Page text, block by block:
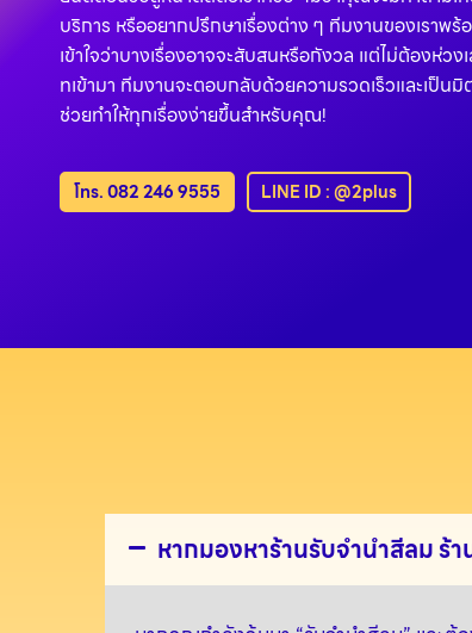
บริการ หรืออยากปรึกษาเรื่องต่าง ๆ ทีมงานของเราพ
เข้าใจว่าบางเรื่องอาจจะสับสนหรือกังวล แต่ไม่ต้องห่ว
ทเข้ามา ทีมงานจะตอบกลับด้วยความรวดเร็วและเป็นมิ
ช่วยทำให้ทุกเรื่องง่ายขึ้นสำหรับคุณ!
โทร. 082 246 9555 LINE ID : @2plus
หากมองหาร้านรับจำนำสีลม ร้า